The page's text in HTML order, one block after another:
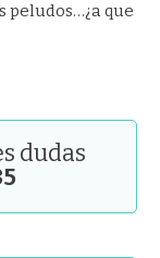
peludos…¿a que
dudas